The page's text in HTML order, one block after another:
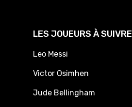
LES JOUEURS À SUIVRE
Leo Messi
Victor Osimhen
Jude Bellingham